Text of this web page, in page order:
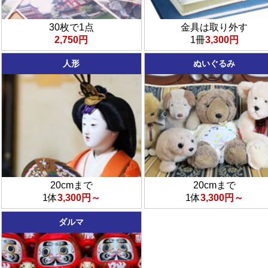
30枚で1点
2,750円
金具は取り外す
1冊3,300円
人形
20cmまで
1体3,300円～
ぬいぐるみ
20cmまで
1体3,300円～
ダルマ